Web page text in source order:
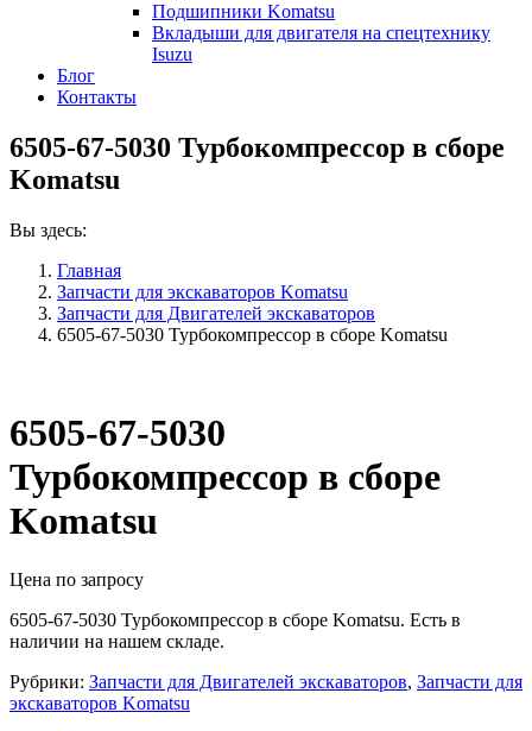
Подшипники Komatsu
Вкладыши для двигателя на спецтехнику
Isuzu
Блог
Контакты
6505-67-5030 Турбокомпрессор в сборе
Komatsu
Вы здесь:
Главная
Запчасти для экскаваторов Komatsu
Запчасти для Двигателей экскаваторов
6505-67-5030 Турбокомпрессор в сборе Komatsu
6505-67-5030
Турбокомпрессор в сборе
Komatsu
Цена по запросу
6505-67-5030 Турбокомпрессор в сборе Komatsu. Есть в
наличии на нашем складе.
Рубрики: Запчасти для Двигателей экскаваторов, Запчасти для
экскаваторов Komatsu